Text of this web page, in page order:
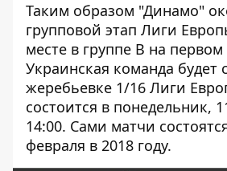
Таким образом "Динамо"
групповой этап Лиги
месте в группе B на первом
Украинская команда будет
жеребьевке 1/16 Лиги
состоится в понедельник,
14:00. Сами матчи
февраля в 2018 году.